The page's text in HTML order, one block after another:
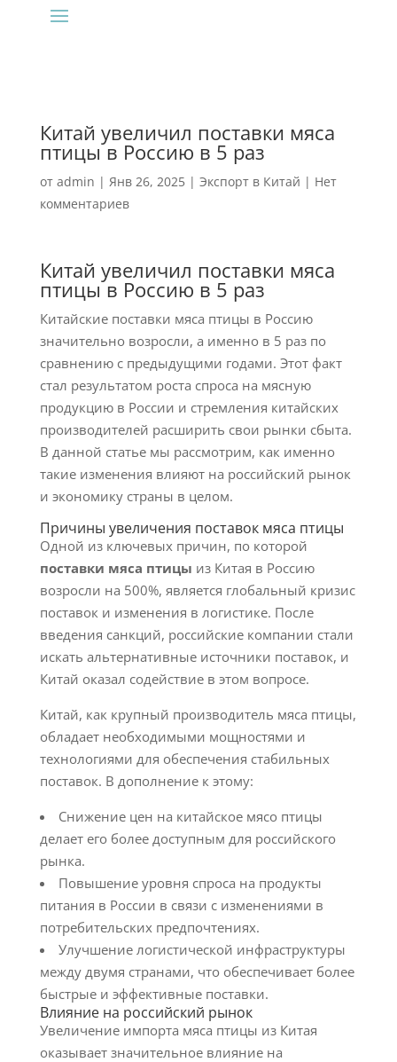
Китай увеличил поставки мяса
птицы в Россию в 5 раз
от admin | Янв 26, 2025| Экспорт в Китай | Нет
комментариев
Китай увеличил поставки мяса
птицы в Россию в 5 раз
Китайские поставки мяса птицы в Россию
значительно возросли, а именно в 5 раз по
сравнению с предыдущими годами. Этот факт
стал результатом роста спроса на мясную
продукцию в России и стремления китайских
производителей расширить свои рынки сбыта.
В данной статье мы рассмотрим, как именно
такие изменения влияют на российский рынок
и экономику страны в целом.
Причины увеличения поставок мяса птицы
Одной из ключевых причин, по которой
поставки мяса птицы из Китая в Россию
возросли на 500%, является глобальный кризис
поставок и изменения в логистике. После
введения санкций, российские компании стали
искать альтернативные источники поставок, и
Китай оказал содействие в этом вопросе.
Китай, как крупный производитель мяса птицы,
обладает необходимыми мощностями и
технологиями для обеспечения стабильных
поставок. В дополнение к этому:
Снижение цен на китайское мясо птицы
делает его более доступным для российского
рынка.
Повышение уровня спроса на продукты
питания в России в связи с изменениями в
потребительских предпочтениях.
Улучшение логистической инфраструктуры
между двумя странами, что обеспечивает более
быстрые и эффективные поставки.
Влияние на российский рынок
Увеличение импорта мяса птицы из Китая
оказывает значительное влияние на